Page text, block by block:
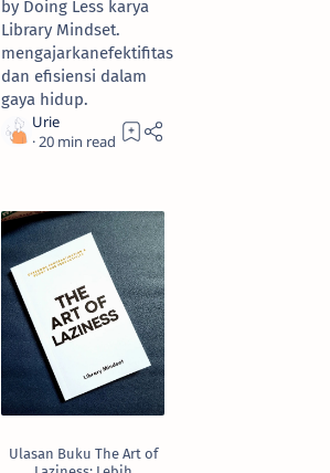
by Doing Less karya
Library Mindset.
mengajarkanefektifitas
dan efisiensi dalam
gaya hidup.
20
Ulasan Buku The Art of